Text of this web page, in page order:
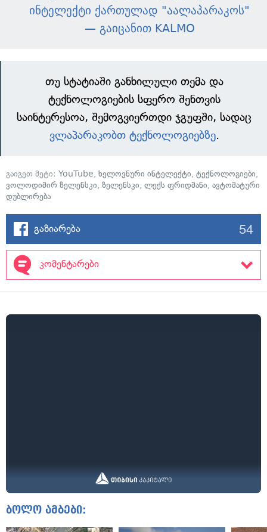
ინტელექტი ქართულად "აალაპარაკოს"
— გაიცანით KALMO
თუ სტატიაში განხილული თემა და
ტექნოლოგიების სფერო შენთვის
საინტერესოა, შემოგვიერთდი ჯგუფში, სადაც
ვლაპარაკობთ ტექნოლოგიებზე.
გაიგეთ მეტი: YouTube, ხელოვნური ინტელექტი, ტექნოლოგიები,
ვოლოდიმირ ზელენსკი, ზელენსკი, ლექს ფრიდმანი, ავტომატური
დუბლირება
გაზიარება 54
კომენტარები
ბოლო ამბები: